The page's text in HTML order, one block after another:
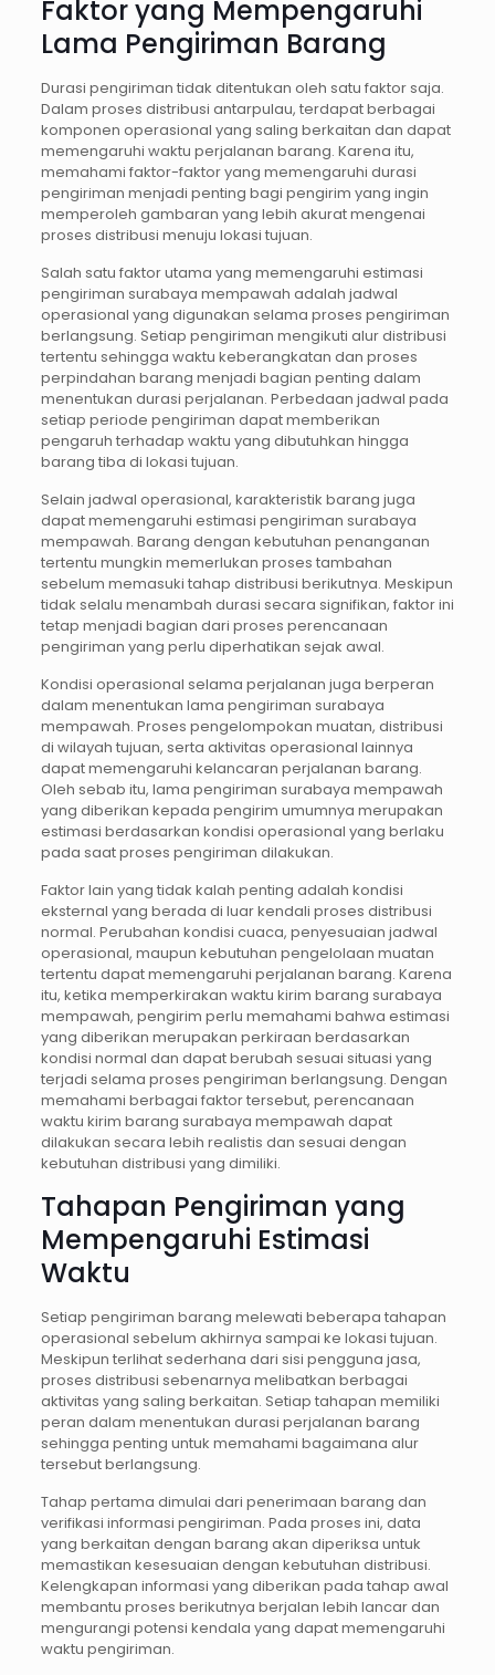
Faktor yang Mempengaruhi
Lama Pengiriman Barang
Durasi pengiriman tidak ditentukan oleh satu faktor saja.
Dalam proses distribusi antarpulau, terdapat berbagai
komponen operasional yang saling berkaitan dan dapat
memengaruhi waktu perjalanan barang. Karena itu,
memahami faktor-faktor yang memengaruhi durasi
pengiriman menjadi penting bagi pengirim yang ingin
memperoleh gambaran yang lebih akurat mengenai
proses distribusi menuju lokasi tujuan.
Salah satu faktor utama yang memengaruhi estimasi
pengiriman surabaya mempawah adalah jadwal
operasional yang digunakan selama proses pengiriman
berlangsung. Setiap pengiriman mengikuti alur distribusi
tertentu sehingga waktu keberangkatan dan proses
perpindahan barang menjadi bagian penting dalam
menentukan durasi perjalanan. Perbedaan jadwal pada
setiap periode pengiriman dapat memberikan
pengaruh terhadap waktu yang dibutuhkan hingga
barang tiba di lokasi tujuan.
Selain jadwal operasional, karakteristik barang juga
dapat memengaruhi estimasi pengiriman surabaya
mempawah. Barang dengan kebutuhan penanganan
tertentu mungkin memerlukan proses tambahan
sebelum memasuki tahap distribusi berikutnya. Meskipun
tidak selalu menambah durasi secara signifikan, faktor ini
tetap menjadi bagian dari proses perencanaan
pengiriman yang perlu diperhatikan sejak awal.
Kondisi operasional selama perjalanan juga berperan
dalam menentukan lama pengiriman surabaya
mempawah. Proses pengelompokan muatan, distribusi
di wilayah tujuan, serta aktivitas operasional lainnya
dapat memengaruhi kelancaran perjalanan barang.
Oleh sebab itu, lama pengiriman surabaya mempawah
yang diberikan kepada pengirim umumnya merupakan
estimasi berdasarkan kondisi operasional yang berlaku
pada saat proses pengiriman dilakukan.
Faktor lain yang tidak kalah penting adalah kondisi
eksternal yang berada di luar kendali proses distribusi
normal. Perubahan kondisi cuaca, penyesuaian jadwal
operasional, maupun kebutuhan pengelolaan muatan
tertentu dapat memengaruhi perjalanan barang. Karena
itu, ketika memperkirakan waktu kirim barang surabaya
mempawah, pengirim perlu memahami bahwa estimasi
yang diberikan merupakan perkiraan berdasarkan
kondisi normal dan dapat berubah sesuai situasi yang
terjadi selama proses pengiriman berlangsung. Dengan
memahami berbagai faktor tersebut, perencanaan
waktu kirim barang surabaya mempawah dapat
dilakukan secara lebih realistis dan sesuai dengan
kebutuhan distribusi yang dimiliki.
Tahapan Pengiriman yang
Mempengaruhi Estimasi
Waktu
Setiap pengiriman barang melewati beberapa tahapan
operasional sebelum akhirnya sampai ke lokasi tujuan.
Meskipun terlihat sederhana dari sisi pengguna jasa,
proses distribusi sebenarnya melibatkan berbagai
aktivitas yang saling berkaitan. Setiap tahapan memiliki
peran dalam menentukan durasi perjalanan barang
sehingga penting untuk memahami bagaimana alur
tersebut berlangsung.
Tahap pertama dimulai dari penerimaan barang dan
verifikasi informasi pengiriman. Pada proses ini, data
yang berkaitan dengan barang akan diperiksa untuk
memastikan kesesuaian dengan kebutuhan distribusi.
Kelengkapan informasi yang diberikan pada tahap awal
membantu proses berikutnya berjalan lebih lancar dan
mengurangi potensi kendala yang dapat memengaruhi
waktu pengiriman.